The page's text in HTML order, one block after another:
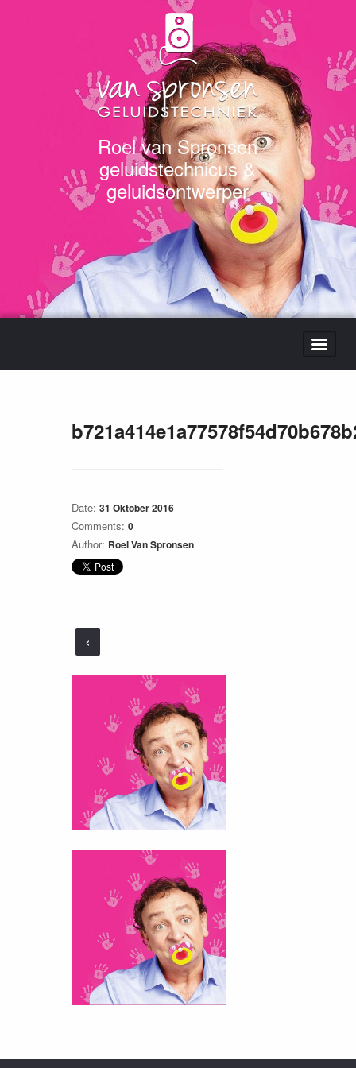
Roel van Spronsen
geluidstechnicus &
geluidsontwerper
Date: 31 Oktober 2016
Comments: 0
Author: Roel Van Spronsen
‹